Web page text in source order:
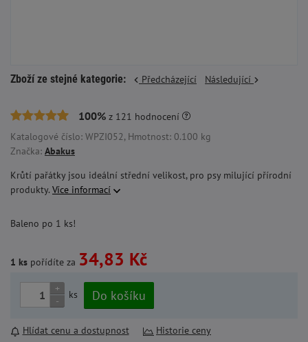
Zboží ze stejné kategorie: Předcházející Následující
100% z 121 hodnocení
Katalogové číslo: WPZI052, Hmotnost: 0.100 kg
Značka: Abakus
Krůtí pařátky jsou ideální střední velikost, pro psy milující přírodní
produkty. Více informací
Baleno po 1 ks!
1 ks pořídíte za 34,83 Kč
+
-
ks Do košíku
Hlídat cenu a dostupnost Historie ceny